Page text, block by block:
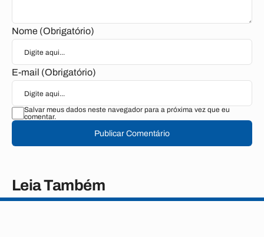
Nome (Obrigatório)
E-mail (Obrigatório)
Salvar meus dados neste navegador para a próxima vez que eu
comentar.
Publicar Comentário
Leia Também